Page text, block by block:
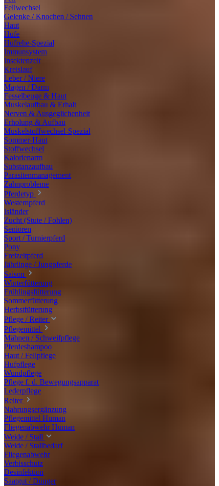
Fellwechsel
Gelenke / Knochen / Sehnen
Haut
Hufe
Hufrehe-Spezial
Immunsystem
Insektenzeit
Kreislauf
Leber / Niere
Magen / Darm
Fesselbeuge & Haut
Muskelaufbau & Erhalt
Nerven & Ausgeglichenheit
Erholung & Aufbau
Muskelstoffwechsel-Spezial
Sommer-Haut
Stoffwechsel
Kalorienarm
Substanzaufbau
Parasitenmanagement
Zahnprobleme
Pferdetyp
Westernpferd
Isländer
Zucht (Stute / Fohlen)
Senioren
Sport / Turnierpferd
Pony
Freizeitpferd
Jährlinge / Jungpferde
Saison
Winterfütterung
Frühlingsfütterung
Sommerfütterung
Herbstfütterung
Pflege / Reiter
Pflegemittel
Mähnen / Schweifpflege
Pferdeshampoo
Haut / Fellpflege
Hufpflege
Wundpflege
Pflege f. d. Bewegungsapparat
Lederpflege
Reiter
Nahrungsergänzung
Pflegemittel Human
Fliegenabwehr Human
Weide / Stall
Weide / Stallbedarf
Fliegenabwehr
Verbisschutz
Desinfektion
Saatgut / Dünger